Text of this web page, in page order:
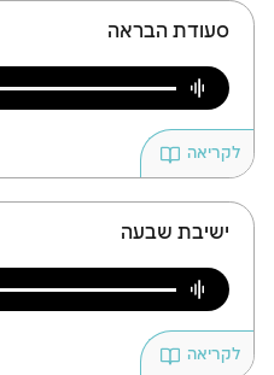
סעודת הבראה
לקריאה
ישיבת שבעה
לקריאה
זמן
שלך
להירשם